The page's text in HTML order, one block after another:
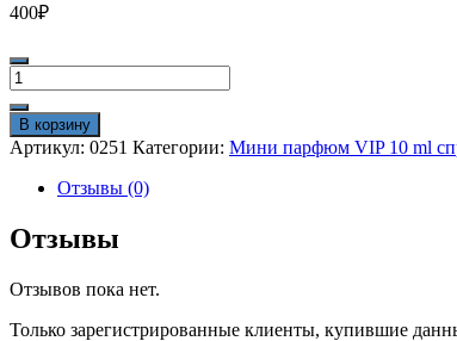
400₽
Количество
товара
Мини
парфюм
VIP
Nasomatto
Afgano
10
ОАЭ
В корзину
Артикул: 0251 Категории: Мини парфюм VIP 10 ml
Отзывы (0)
Отзывы
Отзывов пока нет.
Только зарегистрированные клиенты, купившие